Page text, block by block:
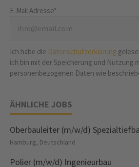
E-Mail Adresse*
Ich habe die Datenschutzerklärung
ich bin mit der Speicherung und Nutzung
personenbezogenen Daten wie
ÄHNLICHE JOBS
Oberbauleiter (m/w/d)
Hamburg, Deutschland
Polier (m/w/d) Ingenieurbau